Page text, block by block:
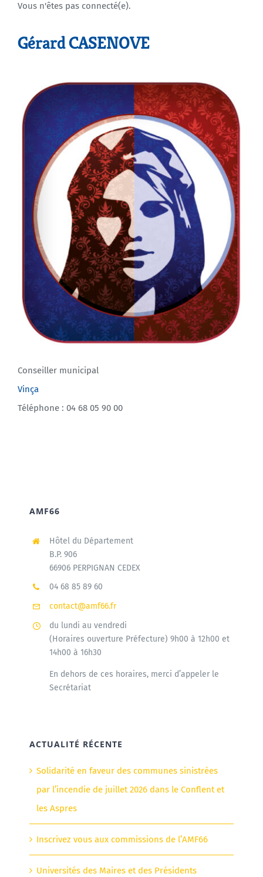
Agenda
Vous n'êtes pas connecté(e).
Gérard CASENOVE
Conseiller municipal
Vinça
Téléphone : 04 68 05 90 00
AMF66
Hôtel du Département
B.P. 906
66906 PERPIGNAN CEDEX
04 68 85 89 60
contact@amf66.fr
du lundi au vendredi
(Horaires ouverture Préfecture) 9h00 à 12h00 et
14h00 à 16h30
En dehors de ces horaires, merci d’appeler le
Secrétariat
ACTUALITÉ RÉCENTE
Solidarité en faveur des communes sinistrées
par l’incendie de juillet 2026 dans le Conflent et
les Aspres
Inscrivez vous aux commissions de l’AMF66
Universités des Maires et des Présidents